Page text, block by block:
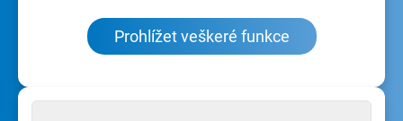
Prohlížet veškeré funkce